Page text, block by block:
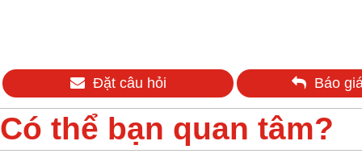
Đặt câu hỏi Báo
Có thể bạn quan tâm?